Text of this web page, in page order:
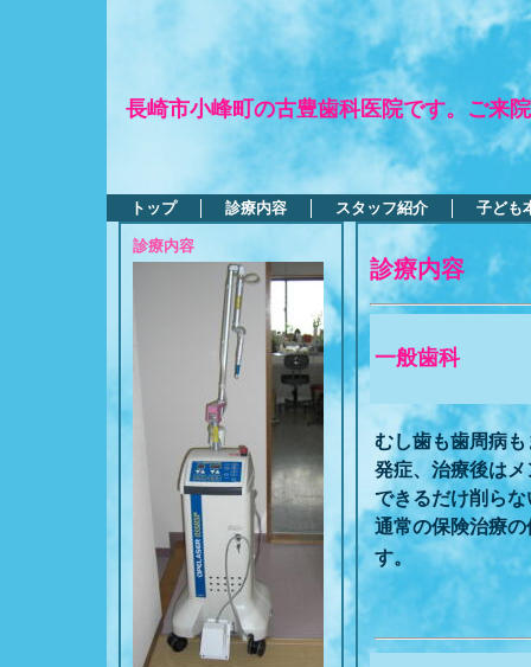
長崎市小峰町の古豊歯科医院です。ご来
トップ 診療内容 スタッフ紹介 子ども
診療内容
診療内容
一般歯科
むし歯も歯周病
発症、治療後は
できるだけ削ら
通常の保険治療
す。